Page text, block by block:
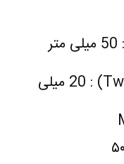
مته گردبر (Annular Cutter) : 50 میلی متر
مته کونیک مارپیچی (Twist Drill) : 20 میلی